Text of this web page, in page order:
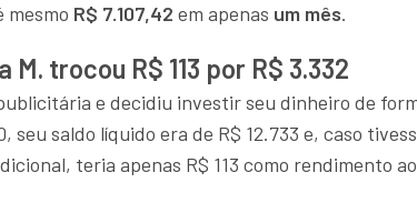
mesmo R$ 7.107,42 em apenas um mês.
M. trocou R$ 113 por R$ 3.332
e decidiu investir seu dinheiro de
seu saldo líquido era de R$ 12.733 e, caso
teria apenas R$ 113 como rendimento